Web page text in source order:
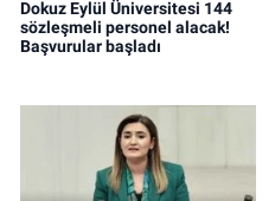
Dokuz Eylül Üniversitesi 144
sözleşmeli personel alacak!
Başvurular başladı